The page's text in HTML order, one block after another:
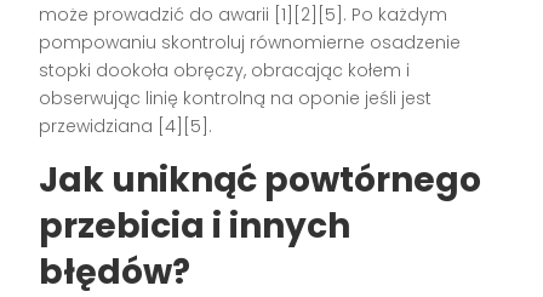
może prowadzić do awarii [1][2][5]. Po każdym
pompowaniu skontroluj równomierne osadzenie
stopki dookoła obręczy, obracając kołem i
obserwując linię kontrolną na oponie jeśli jest
przewidziana [4][5].
Jak uniknąć powtórnego
przebicia i innych
błędów?